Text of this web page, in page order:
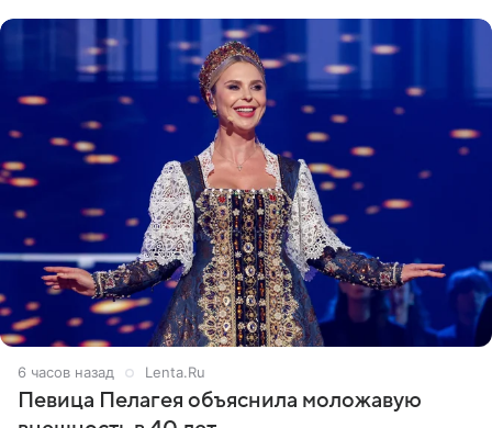
6 часов назад Lenta.Ru
Певица Пелагея объяснила моложавую